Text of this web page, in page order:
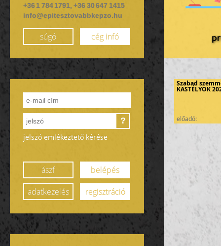
+36 1 784 1791, +36 30 647 1415
info@epitesztovabbkepzo.hu
súgó cég infó
?
jelszó emlékeztető kérése
ászf
belépés
adatkezelés
regisztráció
Szabad
KASTÉLYOK
előadó: